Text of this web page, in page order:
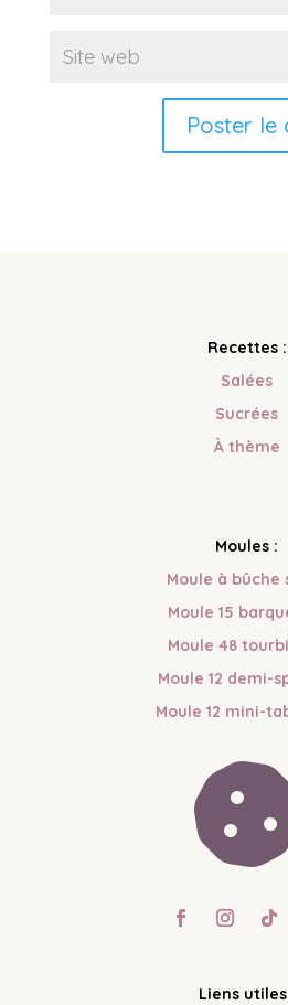
Recettes :
Salées
Sucrées
Àthème
Moules :
Moule à bûche
Moule 15
Moule 48
Moule 12 demi-
Moule 12 mini-
Liens